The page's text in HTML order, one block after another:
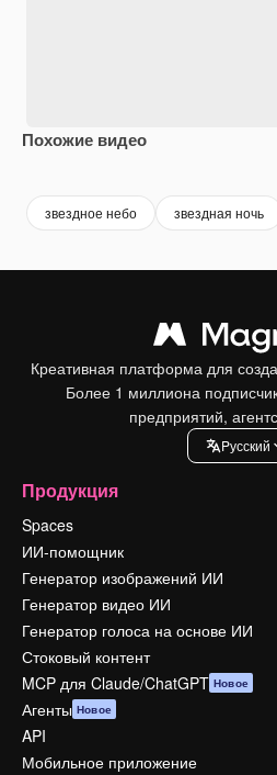
Похожие видео
звездное небо звездная ночь
Креативная платформа для
Более 1 миллиона
предприятий,
Pусский
Продукция
Spaces
ИИ-помощник
Генератор изображений ИИ
Генератор видео ИИ
Генератор голоса на основе ИИ
Стоковый контент
MCP для Claude/ChatGPT Новое
Агенты Новое
API
Мобильное приложение